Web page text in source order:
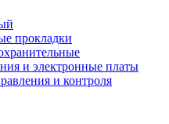
прокладки
и электронные платы
и контроля